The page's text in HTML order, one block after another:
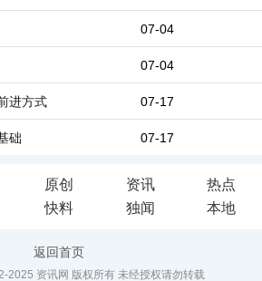
07-04
07-04
07-17
进方式
07-17
础
原创 资讯
热点
快料 独闻 本地
返回首页
2025 资讯网 版权所有 未经授权请勿转载